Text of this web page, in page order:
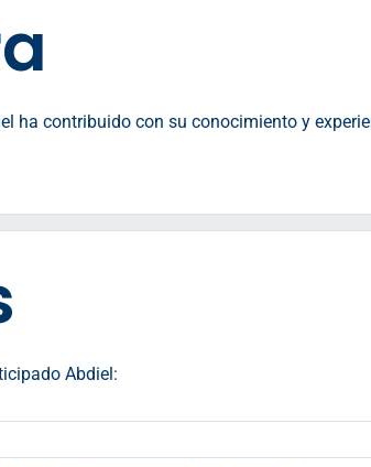
ha contribuido con su conocimiento y
Abdiel: